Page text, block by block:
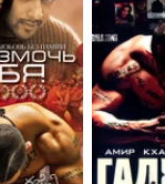
7.9